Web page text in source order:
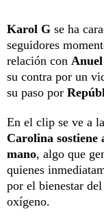
Karol G se ha
seguidores
relación con
su contra por un
su paso por
En el clip se ve a
Carolina sostiene
mano, algo que
quienes
por el bienestar
oxígeno.